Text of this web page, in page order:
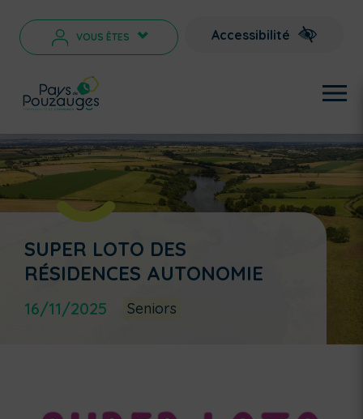
VOUS ÊTES > Accessibilité
SUPER LOTO DES
RÉSIDENCES AUTONOMIE
16/11/2025 Seniors